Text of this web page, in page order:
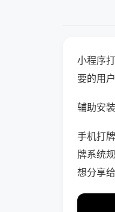
小程序
要的用
辅助安
手机打
牌系统
想分享